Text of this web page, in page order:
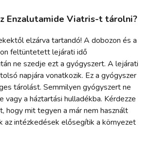
Enzalutamide Viatris-t tárolni?
elzárva tartandó! A dobozon és a
feltüntetett lejárati idő
ne szedje ezt a gyógyszert. A lejárati
napjára vonatkozik. Ez a gyógyszer
tárolást. Semmilyen gyógyszert ne
vagy a háztartási hulladékba. Kérdezze
hogy mit tegyen a már nem használt
az intézkedések elősegítik a környezet